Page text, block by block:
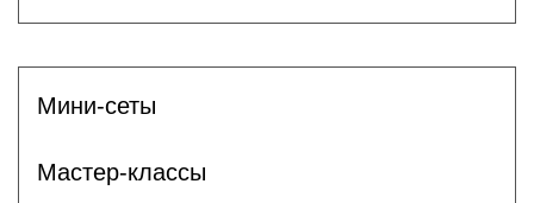
Мини-сеты
Мастер-классы